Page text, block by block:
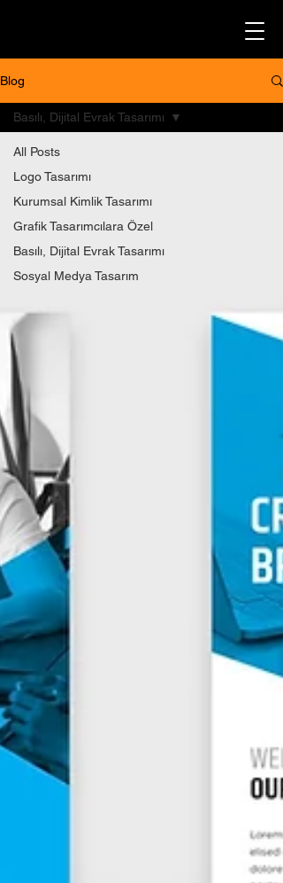
Blog
All Posts
Logo Tasarımı
Kurumsal Kimlik Tasarımı
Grafik Tasarımcılara Özel
Basılı, Dijital Evrak Tasarımı
Sosyal Medya Tasarım
Basılı, Dijital Evrak Tasarımı